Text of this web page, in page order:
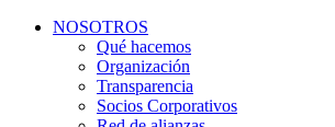
NOSOTROS
Qué hacemos
Organización
Transparencia
Socios Corporativos